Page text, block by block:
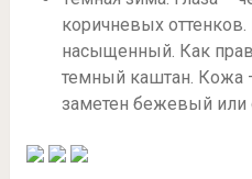
коричневых
насыщенный. Как
темный каштан. Кожа
заметен бежевый или